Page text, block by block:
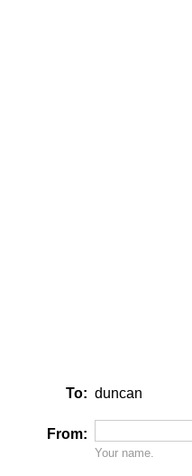
To: duncan
From:
Your name.